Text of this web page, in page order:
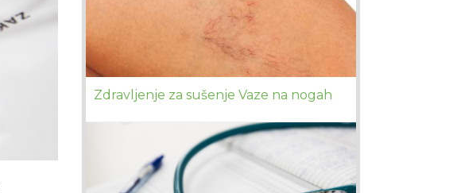
Zdravljenje za sušenje Vaze na nogah